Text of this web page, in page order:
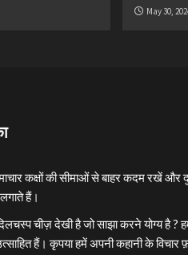
May 30,
कक्षों की सीमाओं से बाहर कदम रखें और
लगाते हैं।
चीज़ देखी है जो साझा करने योग्य है ?
हैं। कृपया हमें अपनी कहानी के विचार